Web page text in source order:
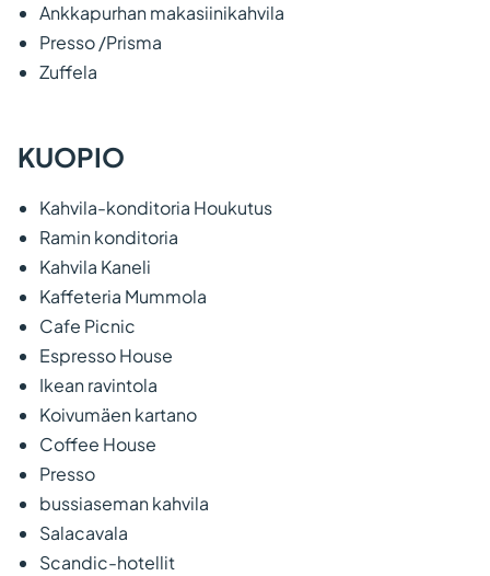
Ankkapurhan makasiinikahvila
Presso /Prisma
Zuffela
KUOPIO
Kahvila-konditoria Houkutus
Ramin konditoria
Kahvila Kaneli
Kaffeteria Mummola
Cafe Picnic
Espresso House
Ikean ravintola
Koivumäen kartano
Coffee House
Presso
bussiaseman kahvila
Salacavala
Scandic-hotellit